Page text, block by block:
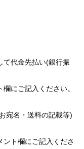
て代金先払い(銀行振
にご記入ください。
宛名・送料の記載等)
ト欄にご記入くださ